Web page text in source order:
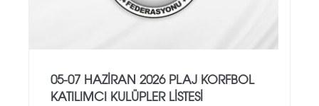
05-07 HAZİRAN 2026 PLAJ KORFBOL
KATILIMCI KULÜPLER LİSTESİ